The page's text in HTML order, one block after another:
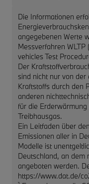
Die Informationen
angegebenen Werte
Messverfahren
vehicles Test
Der
sind nicht nur von
Kraftstoffs durch den
anderen
für die
Treibhausgas.
Ein Leitfaden über
Emissionen aller in
Modelle ist
Deutschland, an dem
angeboten werden.
https://www.dat.de/